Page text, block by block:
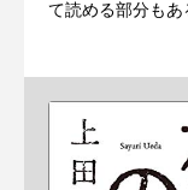
て読める部分もあ